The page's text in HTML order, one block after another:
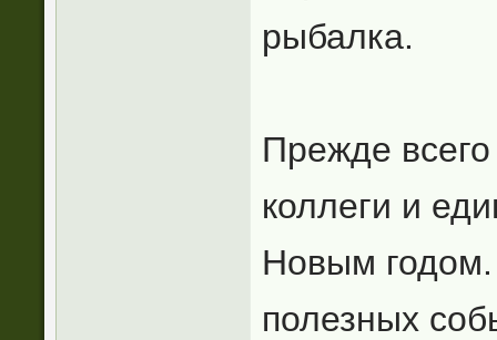
рыбалка.
Прежде
коллеги и
Новым годом.
полезных